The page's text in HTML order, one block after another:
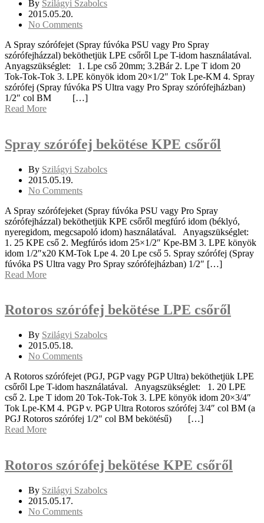
By Szilágyi Szabolcs
2015.05.20.
No Comments
A Spray szórófejet (Spray fúvóka PSU vagy Pro Spray
szórófejházzal) beköthetjük LPE csőről Lpe T-idom használatával.
Anyagszükséglet: 1. Lpe cső 20mm; 3.2Bár 2. Lpe T idom 20
Tok-Tok-Tok 3. LPE könyök idom 20×1/2″ Tok Lpe-KM 4. Spray
szórófej (Spray fúvóka PS Ultra vagy Pro Spray szórófejházban)
1/2″ col BM […]
Read More
Spray szórófej bekötése KPE csőről
By Szilágyi Szabolcs
2015.05.19.
No Comments
A Spray szórófejeket (Spray fúvóka PSU vagy Pro Spray
szórófejházzal) beköthetjük KPE csőről megfúró idom (béklyó,
nyeregidom, megcsapoló idom) használatával. Anyagszükséglet:
1. 25 KPE cső 2. Megfúrós idom 25×1/2″ Kpe-BM 3. LPE könyök
idom 1/2″x20 KM-Tok Lpe 4. 20 Lpe cső 5. Spray szórófej (Spray
fúvóka PS Ultra vagy Pro Spray szórófejházban) 1/2″ […]
Read More
Rotoros szórófej bekötése LPE csőről
By Szilágyi Szabolcs
2015.05.18.
No Comments
A Rotoros szórófejet (PGJ, PGP vagy PGP Ultra) beköthetjük LPE
csőről Lpe T-idom használatával. Anyagszükséglet: 1. 20 LPE
cső 2. Lpe T idom 20 Tok-Tok-Tok 3. LPE könyök idom 20×3/4″
Tok Lpe-KM 4. PGP v. PGP Ultra Rotoros szórófej 3/4″ col BM (a
PGJ Rotoros szórófej 1/2″ col BM bekötésű) […]
Read More
Rotoros szórófej bekötése KPE csőről
By Szilágyi Szabolcs
2015.05.17.
No Comments